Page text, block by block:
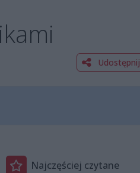
Udostępnij
Najczęściej czytane